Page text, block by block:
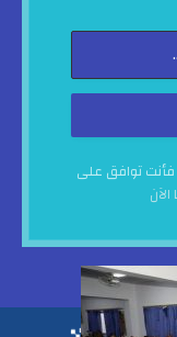
فأنت توافق على